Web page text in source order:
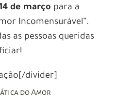
de março para a
Incomensurável”.
as pessoas queridas
divider]
do Amor